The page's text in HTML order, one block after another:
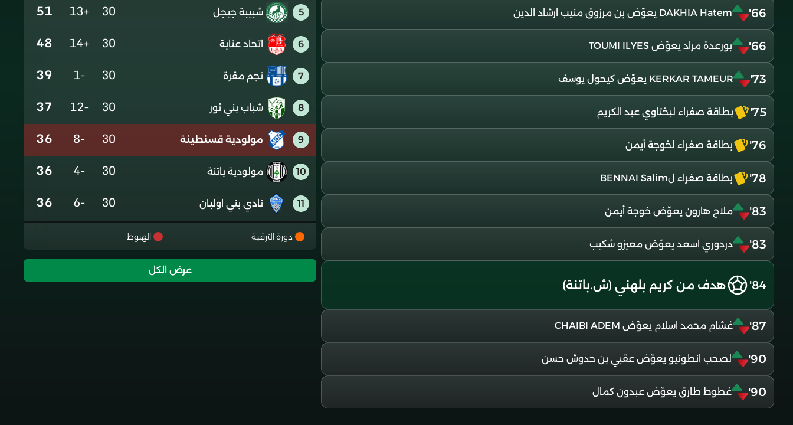
66' DAKHIA Hatem يعوّض بن مرزوق منيب ارشاد الدين
66' بورعدة مراد يعوّض TOUMI ILYES
73' KERKAR TAMEUR يعوّض كيحول يوسف
75' بطاقة صفراء لبختاوي عبد الكريم
76' بطاقة صفراء لخوجة أيمن
78' بطاقة صفراء لBENNAI Salim
83' ملاح هارون يعوّض خوجة أيمن
83' دردوري اسعد يعوّض معيزو شكيب
84' هدف من كريم بلهني (ش.باتنة)
87' غشام محمد اسلام يعوّض CHAIBI ADEM
90' لصحب انطونيو يعوّض عقبي بن حدوش حسن
90' غطوط طارق يعوّض عبدون كمال
5 شبيبة جيجل 30
+13
51
6 اتحاد عنابة 30
+14
48
7 نجم مقرة 30
-1
39
8 شباب بني ثور 30
-12
37
9 مولودية قسنطينة 30
-8
36
10 مولودية باتنة 30
-4
36
11 نادي بني اولبان 30
-6
36
12 نادي تلاغمة
30
0
35
دورة الترقية الهبوط
عرض الكل